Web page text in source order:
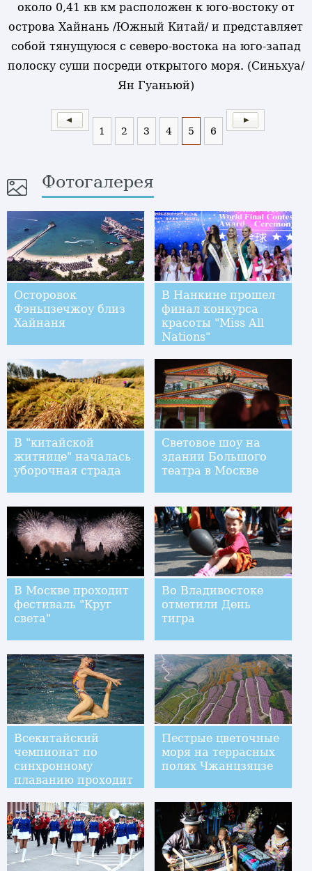
около 0,41 кв км расположен к юго-востоку от
острова Хайнань /Южный Китай/ и представляет
собой тянущуюся с северо-востока на юго-запад
полоску суши посреди открытого моря. (Синьхуа/
Ян Гуаньюй)
1 2 3 4 5 6
Фотогалерея
Осторовок
Фэньцзечжоу близ
Хайнаня
В Нанкине прошел
финал конкурса
красоты "Miss All
Nations"
В "китайской
житнице" началась
уборочная страда
Световое шоу на
здании Большого
театра в Москве
В Москве проходит
фестиваль "Круг
света"
Во Владивостоке
отметили День
тигра
Всекитайский
чемпионат по
синхронному
плаванию проходит
Пестрые цветочные
моря на террасных
полях Чжанцзяцзе